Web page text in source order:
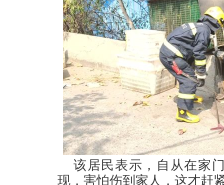
该居民表示，自从在家
现，害怕伤到家人，这才赶